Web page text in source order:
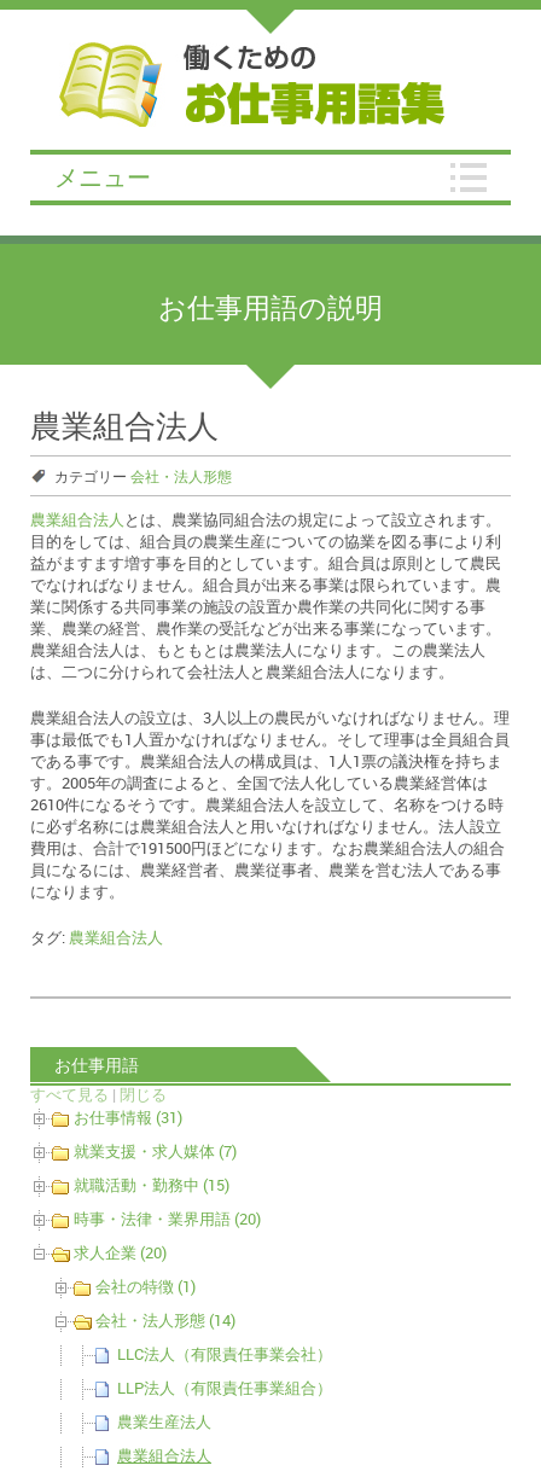
メニュー
お仕事用語の説明
農業組合法人
カテゴリー 会社・法人形態
農業組合法人 とは、農業協同組合法の規定によって設立されます。
目的をしては、組合員の農業生産についての協業を図る事により利
益がますます増す事を目的としています。組合員は原則として農民
でなければなりません。組合員が出来る事業は限られています。農
業に関係する共同事業の施設の設置か農作業の共同化に関する事
業、農業の経営、農作業の受託などが出来る事業になっています。
農業組合法人は、もともとは農業法人になります。この農業法人
は、二つに分けられて会社法人と農業組合法人になります。
農業組合法人の設立は、3人以上の農民がいなければなりません。理
事は最低でも1人置かなければなりません。そして理事は全員組合員
である事です。農業組合法人の構成員は、1人1票の議決権を持ちま
す。2005年の調査によると、全国で法人化している農業経営体は
2610件になるそうです。農業組合法人を設立して、名称をつける時
に必ず名称には農業組合法人と用いなければなりません。法人設立
費用は、合計で191500円ほどになります。なお農業組合法人の組合
員になるには、農業経営者、農業従事者、農業を営む法人である事
になります。
タグ: 農業組合法人
お仕事用語
すべて見る | 閉じる
お仕事情報 (31)
就業支援・求人媒体 (7)
就職活動・勤務中 (15)
時事・法律・業界用語 (20)
求人企業 (20)
会社の特徴 (1)
会社・法人形態 (14)
LLC法人（有限責任事業会社）
LLP法人（有限責任事業組合）
農業生産法人
農業組合法人